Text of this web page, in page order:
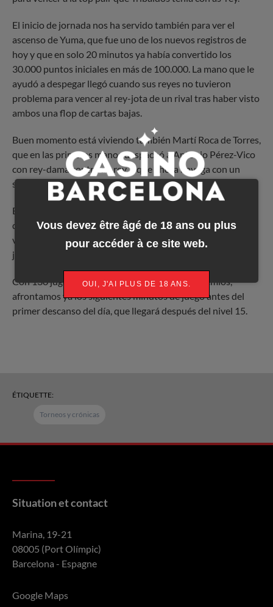
El inicio de jornada nos ha servido también para ver el
ascenso de Yuma, que fue uno de los nuevos registros de
hoy y que en solo 20 minutos ya había convertido los
30.000 puntos iniciales en más de 100.000. La mano que le
ayudó a despegar llegó cuando sus reyes no tuvieron
problema para vencer al rey-jota de un rival tras haber visto
ambos una flop de cartas bajas.
Buen momento está viviendo también Martí Roca de Torres,
que en las primeras manos despachó a Antonio Pérez-Vico
con rey-dama contra as-rey, y que ahora navega con un
stack cómodo que le va a permitir sacar su mejor juego.
Buen stack ha conseguido también el local Albert Flores,
que destrozaba a Ricard Vidal con jotas contra dieces. Su
ventaja era clara, pero por si acaso el dealer destapó dos
jotas que le dieron poker.
Con 138 jugadores, ahora sí, en busca de los premios,
afrontamos ya los siguientes minutos de juego antes del
primer descanso del día, que llegará después del nivel 15.
ÉTIQUETTE:
Torneos y crónicas
Situation et contact
Marina, 19-21
08005 (Port Olímpic)
Barcelona - Espagne
Google Maps
Vous devez être âgé de 18 ans ou plus
pour accéder à ce site web.
OUI, J'AI PLUS DE 18 ANS.